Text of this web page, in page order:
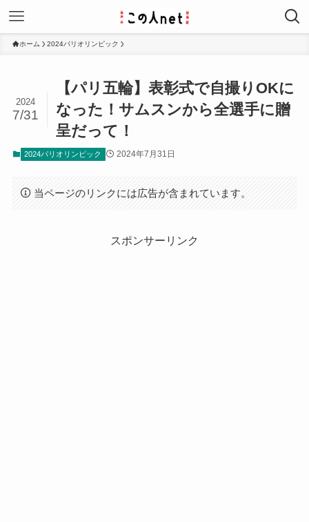
ホーム 2024パリオリンピック
【パリ五輪】表彰式で自撮りOKに
なった！サムスンから全選手に贈
呈だって！
2024
7/31
2024パリオリンピック 2024年7月31日
当ページのリンクには広告が含まれています。
スポンサーリンク